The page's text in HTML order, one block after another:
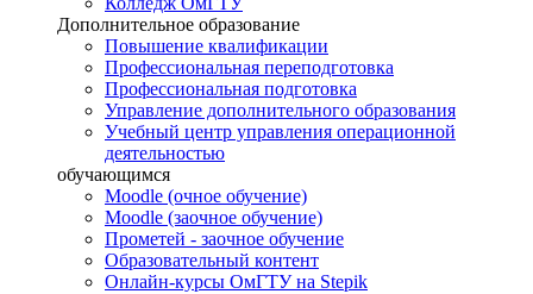
Дополнительное образование
Повышение квалификации
Профессиональная переподготовка
Профессиональная подготовка
Управление дополнительного образования
Учебный центр управления операционной
деятельностью
обучающимся
Moodle (очное обучение)
Moodle (заочное обучение)
Прометей - заочное обучение
Образовательный контент
Онлайн-курсы ОмГТУ на Stepik